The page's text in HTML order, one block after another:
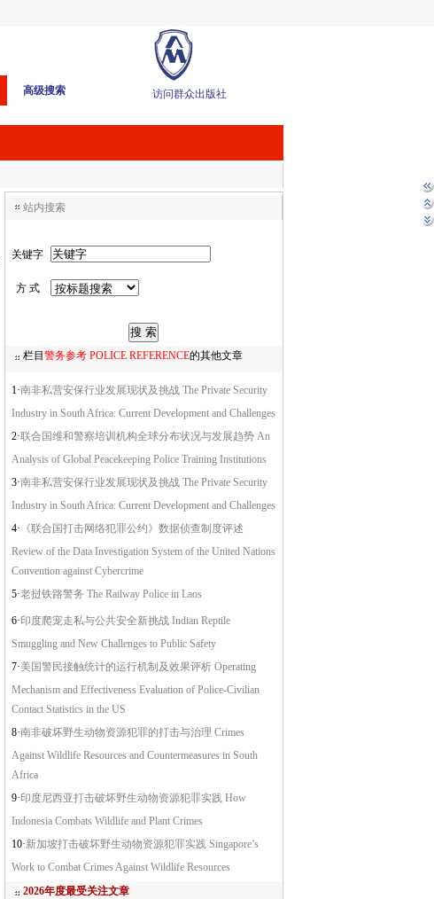
高级搜索 访问群众出版社
站内搜索
关键字
方 式
栏目 警务参考 POLICE REFERENCE的其他文章
1·南非私营安保行业发展现状及挑战 The Private Security
Industry in South Africa: Current Development and Challenges
2·联合国维和警察培训机构全球分布状况与发展趋势 An
Analysis of Global Peacekeeping Police Training Institutions
3·南非私营安保行业发展现状及挑战 The Private Security
Industry in South Africa: Current Development and Challenges
4· 《联合国打击网络犯罪公约》数据侦查制度评述
Review of the Data Investigation System of the United Nations
Convention against Cybercrime
5·老挝铁路警务 The Railway Police in Laos
6·印度爬宠走私与公共安全新挑战 Indian Reptile
Smuggling and New Challenges to Public Safety
7·美国警民接触统计的运行机制及效果评析 Operating
Mechanism and Effectiveness Evaluation of Police-Civilian
Contact Statistics in the US
8·南非破坏野生动物资源犯罪的打击与治理 Crimes
Against Wildlife Resources and Countermeasures in South
Africa
9·印度尼西亚打击破坏野生动物资源犯罪实践 How
Indonesia Combats Wildlife and Plant Crimes
10·新加坡打击破坏野生动物资源犯罪实践 Singapore’s
Work to Combat Crimes Against Wildlife Resources
2026年度最受关注文章